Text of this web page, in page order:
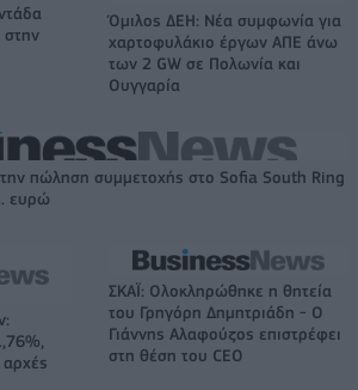
στην
Όμιλος ΔΕΗ: Νέα συμφωνία για
χαρτοφυλάκιο έργων ΑΠΕ άνω
των 2 GW σε Πολωνία και
Ουγγαρία
πώληση συμμετοχής στο Sofia South Ring
ευρώ
ΣΚΑΪ: Ολοκληρώθηκε η θητεία
του Γρηγόρη Δημητριάδη - Ο
Γιάννης Αλαφούζος επιστρέφει
στη θέση του CEO